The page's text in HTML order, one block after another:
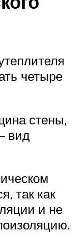
четыре
стены,
вид
так как
и не